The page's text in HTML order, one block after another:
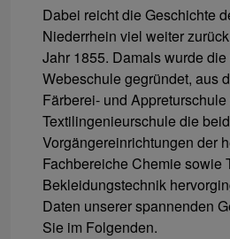
Dabei reicht die Geschichte
Niederrhein viel weiter
Jahr 1855. Damals wurde
Webeschule gegründet, aus
Färberei- und
Textilingenieurschule die
Vorgängereinrichtungen der
Fachbereiche Chemie sowie
Bekleidungstechnik
Daten unserer spannenden
Sie im Folgenden.